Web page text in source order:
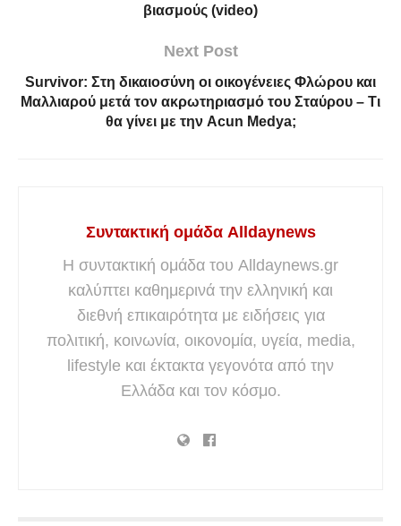
βιασμούς (video)
Next Post
Survivor: Στη δικαιοσύνη οι οικογένειες Φλώρου και
Μαλλιαρού μετά τον ακρωτηριασμό του Σταύρου – Τι
θα γίνει με την Acun Medya;
Συντακτική ομάδα Alldaynews
Η συντακτική ομάδα του Alldaynews.gr
καλύπτει καθημερινά την ελληνική και
διεθνή επικαιρότητα με ειδήσεις για
πολιτική, κοινωνία, οικονομία, υγεία, media,
lifestyle και έκτακτα γεγονότα από την
Ελλάδα και τον κόσμο.